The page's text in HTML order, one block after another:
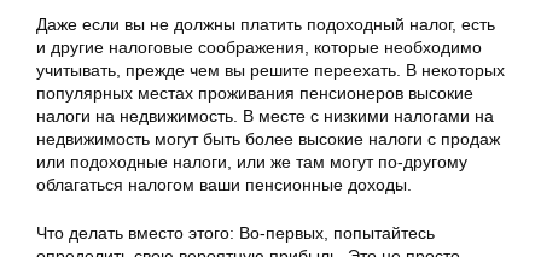
Даже если вы не должны платить подоходный налог, есть
и другие налоговые соображения, которые необходимо
учитывать, прежде чем вы решите переехать. В некоторых
популярных местах проживания пенсионеров высокие
налоги на недвижимость. В месте с низкими налогами на
недвижимость могут быть более высокие налоги с продаж
или подоходные налоги, или же там могут по-другому
облагаться налогом ваши пенсионные доходы.
Что делать вместо этого: Во-первых, попытайтесь